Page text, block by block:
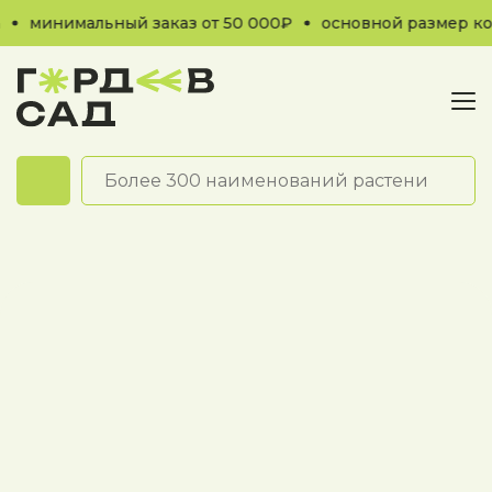
минимальный заказ от 50 000₽ основной размер